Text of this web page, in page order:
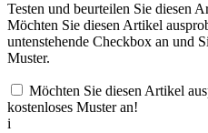
Testen und beurteilen Sie diesen
Möchten Sie diesen Artikel
untenstehende Checkbox an und
Muster.
Möchten Sie diesen Artikel
kostenloses Muster an!
i